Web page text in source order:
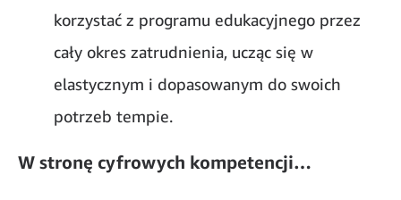
korzystać z programu edukacyjnego przez
cały okres zatrudnienia, ucząc się w
elastycznym i dopasowanym do swoich
potrzeb tempie.
W stronę cyfrowych kompetencji…